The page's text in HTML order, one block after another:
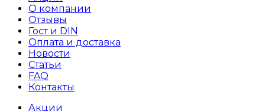
О компании
Отзывы
Гост и DIN
Оплата и доставка
Новости
Статьи
FAQ
Контакты
Акции